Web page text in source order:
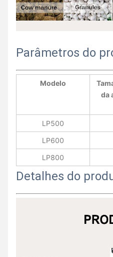
Parâmetros do
Modelo
da
LP500
LP600
LP800
Detalhes do